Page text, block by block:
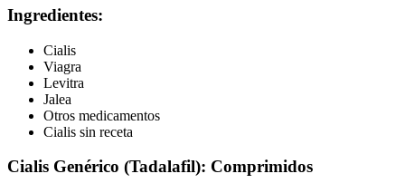
Ingredientes:
Cialis
Viagra
Levitra
Jalea
Otros medicamentos
Cialis sin receta
Cialis Genérico (Tadalafil): Comprimidos